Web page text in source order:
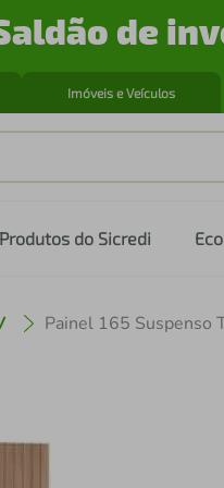
de
Imóveis e Veículos
Produtos do Sicredi